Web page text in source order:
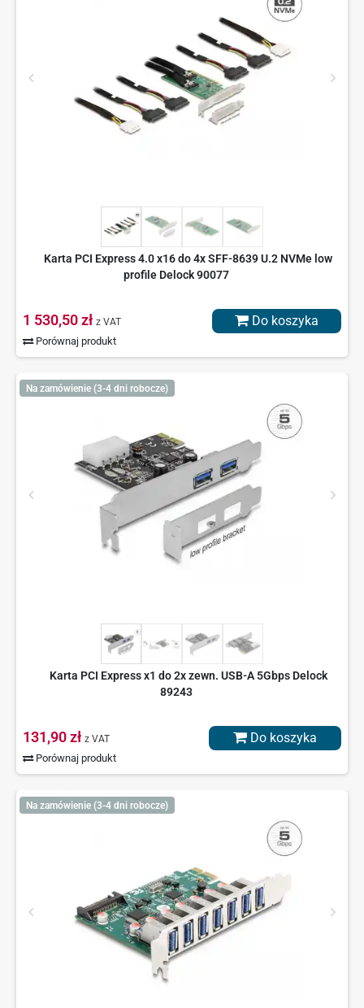
Karta PCI Express 4.0 x16 do 4x SFF-8639 U.2 NVMe low
profile Delock 90077
1 530,50 zł z VAT
Porównaj produkt
Do koszyka
Na zamówienie (3-4 dni robocze)
Karta PCI Express x1 do 2x zewn. USB-A 5Gbps Delock
89243
131,90 zł z VAT
Porównaj produkt
Do koszyka
Na zamówienie (3-4 dni robocze)